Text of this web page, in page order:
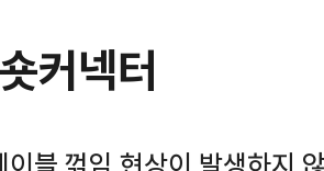
커넥터
블 꺾임 현상이 발생하지